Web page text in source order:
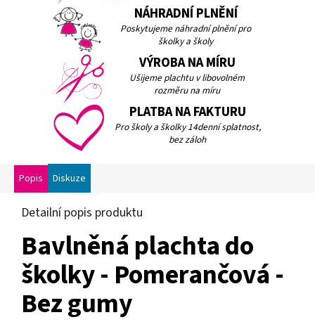
NÁHRADNÍ PLNĚNÍ
Poskytujeme náhradní plnění pro
školky a školy
VÝROBA NA MÍRU
Ušijeme plachtu v libovolném
rozměru na míru
PLATBA NA FAKTURU
Pro školy a školky 14denní splatnost,
bez záloh
Popis Diskuze
Detailní popis produktu
Bavlněná plachta do
školky - Pomerančová -
Bez gumy